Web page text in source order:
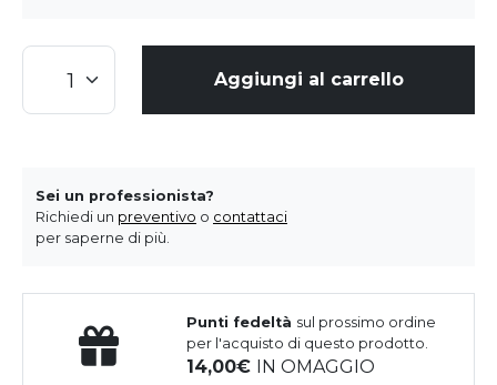
Aggiungi al carrello
Sei un professionista?
Richiedi un preventivo o contattaci
per saperne di più.
Punti fedeltà sul prossimo ordine
per l'acquisto di questo prodotto.
14,00 IN OMAGGIO